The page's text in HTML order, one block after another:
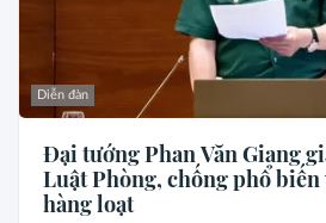
Diễn đàn
Đại tướng Phan Văn Giang
Luật Phòng, chống phổ
hàng loạt